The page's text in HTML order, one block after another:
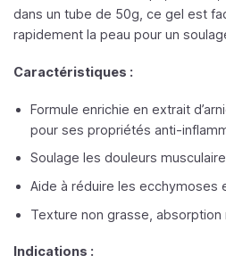
dans un tube de 50g, ce gel est
rapidement la peau pour un
Caractéristiques :
Formule enrichie en extrait
pour ses propriétés anti-
Soulage les douleurs
Aide à réduire les ecchymoses
Texture non grasse, absorption
Indications :